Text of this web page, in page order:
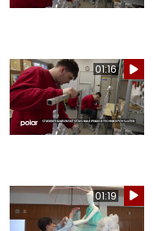
01:16
01:19